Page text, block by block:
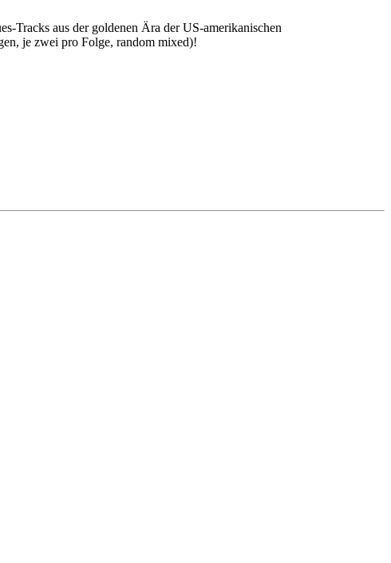
Tracks aus der goldenen Ära der US-amerikanischen
je zwei pro Folge, random mixed)!